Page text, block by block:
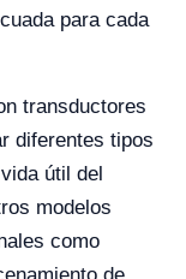
para cada
transductores
diferentes tipos
útil del
modelos
como